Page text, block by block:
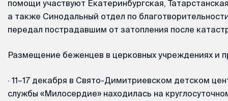
помощи участвуют Екатеринбургская,
а также Синодальный отдел по
передал пострадавшим от затопления после
Размещение беженцев в церковных учреждениях и
· 11–17 декабря в Свято-Димитриевском детском
службы «Милосердие» находилась на